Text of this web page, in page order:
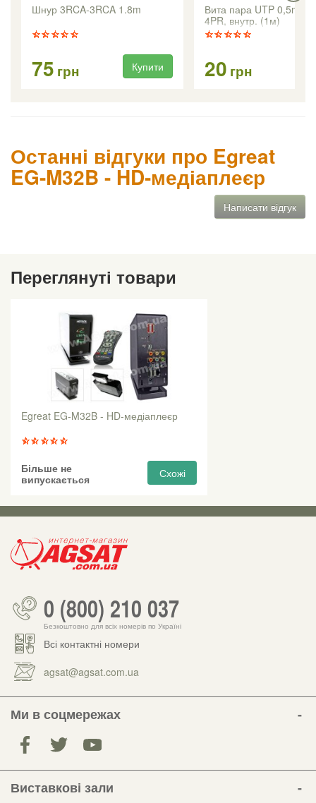
Шнур 3RCA-3RCA 1.8m
75 грн Купити
Вита пара UTP 0,5mm
4PR, внутр. (1м)
20 грн
Останні відгуки про Egreat
EG-M32B - HD-медіаплеєр
Написати відгук
Переглянуті товари
Egreat EG-M32B - HD-медіаплеєр
Більше не
випускається
Схожі
0 (800) 210 037
Безкоштовно для всіх номерів по Україні
Всі контактні номери
agsat@agsat.com.ua
Ми в соцмережах
Виставкові зали